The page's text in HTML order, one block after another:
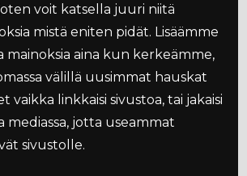
voit katsella juuri niitä
mistä eniten pidät. Lisäämme
mainoksia aina kun kerkeämme,
välillä uusimmat hauskat
vaikka linkkaisi sivustoa, tai jakaisi
mediassa, jotta useammat
sivustolle.